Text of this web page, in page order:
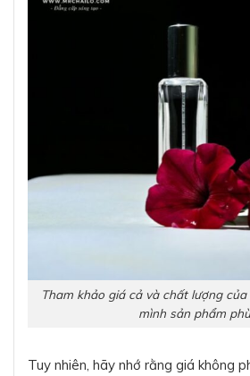
Tham khảo giá cả và chất lượng
mình sản phẩm
Tuy nhiên, hãy nhớ rằng giá không